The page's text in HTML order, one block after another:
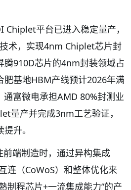
Chiplet平台已进入稳定量产，
术，实现4nm Chiplet芯片封
腾910D芯片的4nm封装领域占
肥基地HBM产线预计2026年满
通富微电承担AMD 80%封测业
量产并完成3nm工艺验证，
升。
前端制造时，通过异构集成
连（CoWoS）和整体优化来
程芯片+一流集成能力”的产